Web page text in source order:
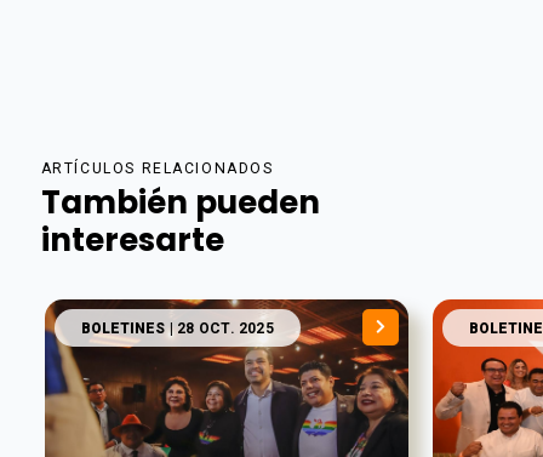
ARTÍCULOS RELACIONADOS
También pueden
interesarte
BOLETINES | 28 OCT. 2025